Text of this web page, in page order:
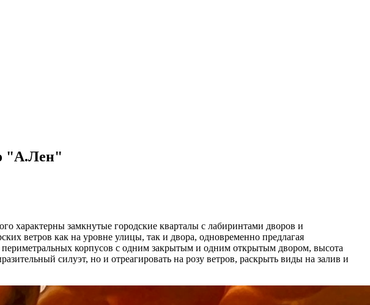
"А.Лен"
характерны замкнутые городские кварталы с лабиринтами дворов и
ветров как на уровне улицы, так и двора, одновременно предлагая
периметральных корпусов с одним закрытым и одним открытым двором, высота
силуэт, но и отреагировать на розу ветров, раскрыть виды на залив и